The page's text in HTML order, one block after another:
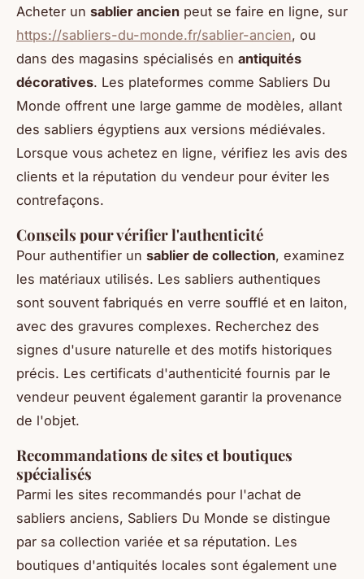
Acheter un sablier ancien peut se faire en ligne, sur
https://sabliers-du-monde.fr/sablier-ancien, ou
dans des magasins spécialisés en antiquités
décoratives. Les plateformes comme Sabliers Du
Monde offrent une large gamme de modèles, allant
des sabliers égyptiens aux versions médiévales.
Lorsque vous achetez en ligne, vérifiez les avis des
clients et la réputation du vendeur pour éviter les
contrefaçons.
Conseils pour vérifier l'authenticité
Pour authentifier un sablier de collection, examinez
les matériaux utilisés. Les sabliers authentiques
sont souvent fabriqués en verre soufflé et en laiton,
avec des gravures complexes. Recherchez des
signes d'usure naturelle et des motifs historiques
précis. Les certificats d'authenticité fournis par le
vendeur peuvent également garantir la provenance
de l'objet.
Recommandations de sites et boutiques
spécialisés
Parmi les sites recommandés pour l'achat de
sabliers anciens, Sabliers Du Monde se distingue
par sa collection variée et sa réputation. Les
boutiques d'antiquités locales sont également une